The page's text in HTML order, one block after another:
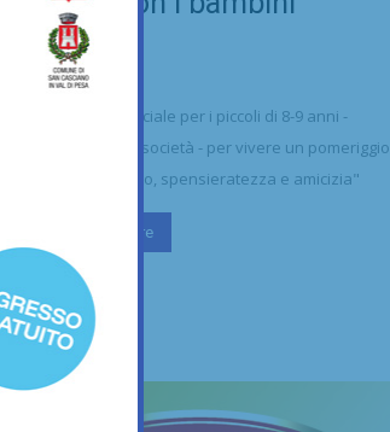
Saharawi
Calcio 21/07/2026
"Un'occasione speciale per i piccoli di 8-9 anni -
sottolineano dalla società - per vivere un pomeriggio
di puro divertimento, spensieratezza e amicizia"
Continua a leggere